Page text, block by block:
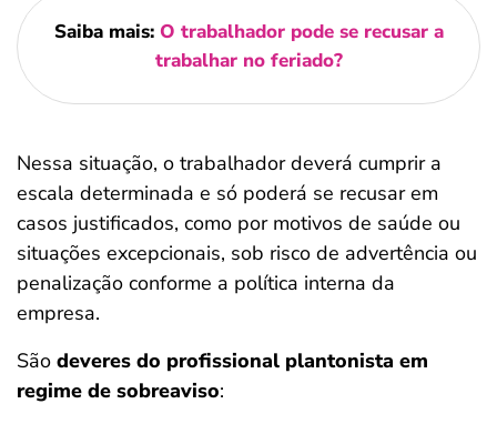
Saiba mais: O trabalhador pode se recusar a
trabalhar no feriado​?
Nessa situação, o trabalhador deverá cumprir a
escala determinada e só poderá se recusar em
casos justificados, como por motivos de saúde ou
situações excepcionais, sob risco de advertência ou
penalização conforme a política interna da
empresa.
São deveres do profissional plantonista em
regime de sobreaviso: